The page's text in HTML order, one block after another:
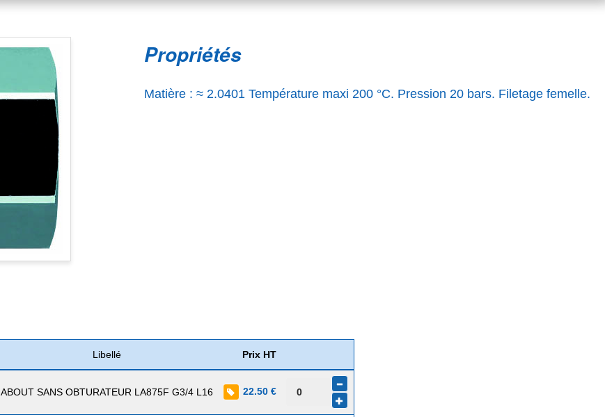
Propriétés
Matière : ≈ 2.0401 Température maxi 200 °C. Pression 20 bars. Filetage femelle.
Libellé Prix HT
ABOUT SANS OBTURATEUR LA875F G3/4 L16 22.50 €